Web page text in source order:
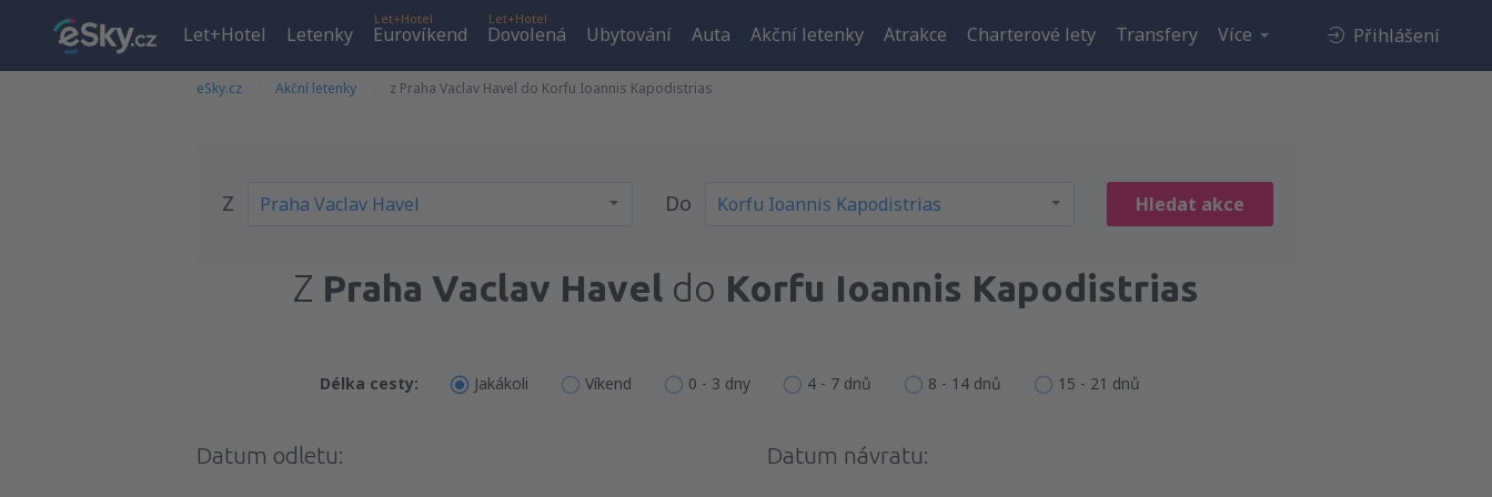
Let+Hotel Letenky
Let+Hotel
Eurovíkend
Let+Hotel
Dovolená Ubytování Auta Akční letenky Atrakce Charterové lety Transfery Více Přihlášení
eSky.cz Akční letenky z Praha Vaclav Havel do Korfu Ioannis Kapodistrias
Z Do Hledat akce
Z Praha Vaclav Havel do Korfu Ioannis Kapodistrias
Délka cesty: Jakákoli Víkend 0 - 3 dny 4 - 7 dnů 8 - 14 dnů 15 - 21 dnů
Datum odletu: Datum návratu: